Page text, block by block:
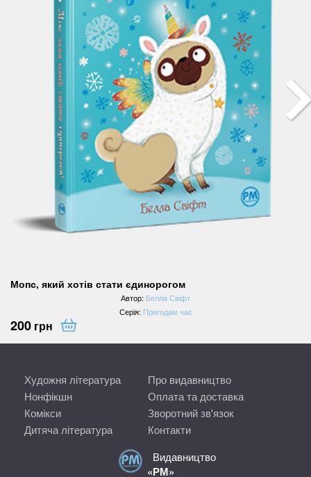
Мопс, який хотів стати єдинорогом
Автор: Белла Свіфт
Серія: Пригодам час
200 грн
Художня література
Нонфікшн
Комікси
Дитяча література
Про видавництво
Оплата та доставка
Зворотний зв'язок
Контакти
Видавництво
«РМ»